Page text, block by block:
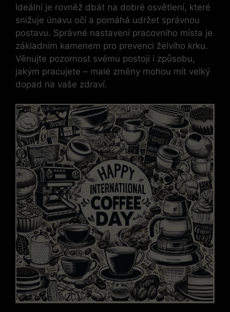
Ideální je rovněž dbát na dobré osvětlení, které
snižuje únavu očí a pomáhá udržet správnou
postavu. Správné nastavení pracovního místa je
základním kamenem pro prevenci želvího krku.
Věnujte pozornost svému postoji i způsobu,
jakým pracujete – malé změny mohou mít velký
dopad na vaše zdraví.